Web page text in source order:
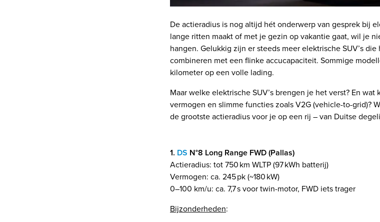
De actieradius is nog altijd hét onderwerp van gesprek bij
lange ritten maakt of met je gezin op vakantie gaat, wil je
hangen. Gelukkig zijn er steeds meer elektrische SUV’s
combineren met een flinke accucapaciteit. Sommige
kilometer op een volle lading.
Maar welke elektrische SUV’s brengen je het verst? En
vermogen en slimme functies zoals V2G (vehicle-to-grid)?
de grootste actieradius voor je op een rij – van Duitse
1. DS N°8 Long Range FWD (Pallas)
Actieradius: tot 750 km WLTP (97 kWh batterij)
Vermogen: ca. 245 pk (~180 kW)
0–100 km/u: ca. 7,7 s voor twin-motor, FWD iets trager
Bijzonderheden: